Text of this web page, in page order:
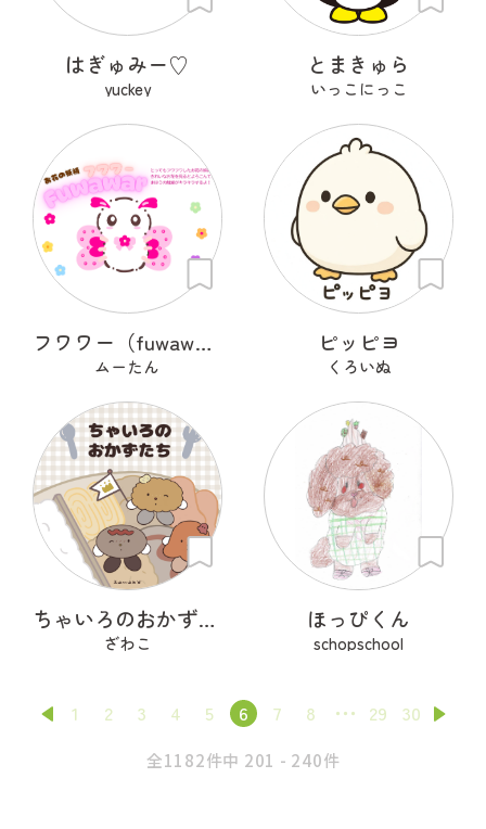
はぎゅみー♡
yuckey
とまきゅら
いっこにっこ
フワワー（fuwawar）
ムーたん
ピッピヨ
くろいぬ
ちゃいろのおかずたち
ざわこ
ほっぴくん
schopschool
1 2 3 4 5 6 7 8 29 30
全1182件中 201 - 240件